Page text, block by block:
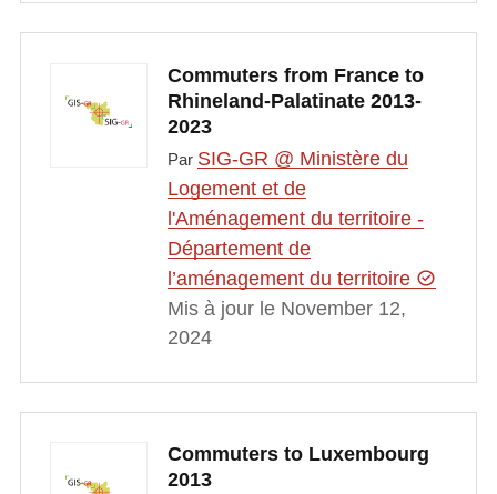
Commuters from France to
Rhineland-Palatinate 2013-
2023
Par SIG-GR @ Ministère du
Logement et de
l'Aménagement du territoire -
Département de
l’aménagement du territoire
Mis à jour le November 12,
2024
Commuters to Luxembourg
2013